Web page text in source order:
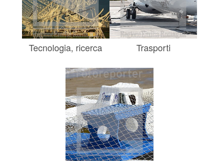
Tecnologia, ricerca Trasporti